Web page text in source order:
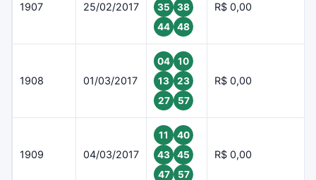
1907 25/02/2017
35
38
44
48
R$ 0,00
1908 01/03/2017
04
10
13
23
27
57
R$ 0,00
1909 04/03/2017
11
40
43
45
47
57
R$ 0,00